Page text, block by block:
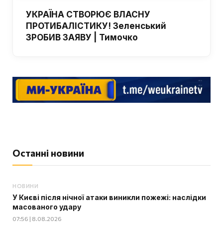
УКРАЇНА СТВОРЮЄ ВЛАСНУ
ПРОТИБАЛІСТИКУ! Зеленський
ЗРОБИВ ЗАЯВУ | Тимочко
Останні новини
НОВИНИ
У Києві після нічної атаки виникли пожежі: наслідки
масованого удару
07:56 | 8.08.2026